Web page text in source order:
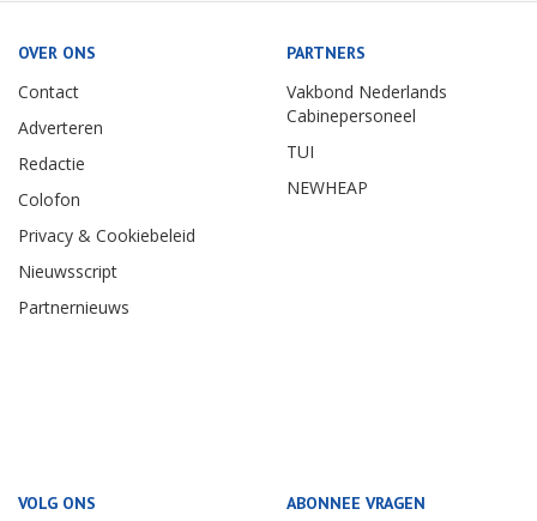
OVER ONS
Contact
Adverteren
Redactie
Colofon
Privacy & Cookiebeleid
Nieuwsscript
Partnernieuws
PARTNERS
Vakbond Nederlands
Cabinepersoneel
TUI
NEWHEAP
VOLG ONS ABONNEE VRAGEN